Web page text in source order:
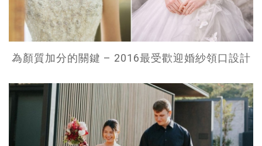
為顏質加分的關鍵 – 2016最受歡迎婚紗領口設計